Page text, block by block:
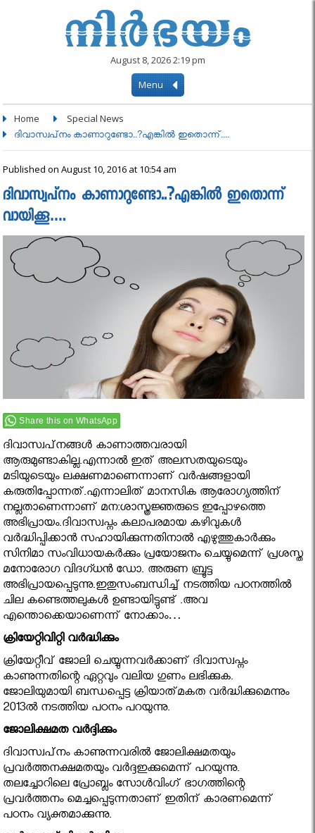
August 8, 2026 2:19 pm
Menu
Home Special News
ദിവാസ്വപ്‌നം കാണാറുണ്ടോ..?എങ്കിൽ ഇതൊന്ന്....
Published on August 10, 2016 at 10:54 am
ദിവാസ്വപ്‌നം കാണാറുണ്ടോ..?എങ്കിൽ ഇതൊന്ന്
വായിക്കൂ….
Share this on WhatsApp
ദിവാസ്വപ്‌നങ്ങള്‍ കാണാത്തവരായി
ആരുമുണ്ടാകില്ല.എന്നാൽ ഇത്‌ അലസതയുടെയും
മടിയുടെയും ലക്ഷണമാണെന്നാണ് വര്‍ഷങ്ങളായി
കരുതിപ്പോന്നത്.എന്നാലിത് മാനസിക ആരോഗ്യത്തിന്
നല്ലതാണെന്നാണ് മന:ശാസ്ത്രജ്ഞരുടെ ഇപ്പോഴത്തെ
അഭിപ്രായം.ദിവാസ്വപ്നം കലാപരമായ കഴിവുകള്‍
വര്‍ദ്ധിപ്പിക്കാന്‍ സഹായിക്കുന്നതിനാല്‍ എഴുത്തുകാര്‍ക്കും
സിനിമാ സംവിധായകര്‍ക്കും പ്രയോജനം ചെയ്യുമെന്ന് പ്രശസ്ത
മനോരോഗ വിദഗ്ധന്‍ ഡോ. അരുണ ബ്രൂട്ട
അഭിപ്രായപ്പെടുന്നു.ഇതുസംബന്ധിച്ച് നടത്തിയ പഠനത്തിൽ
ചില കണ്ടെത്തലുകൾ ഉണ്ടായിട്ടുണ്ട് .അവ
എന്തൊക്കെയാണെന്ന് നോക്കാം…
ക്രിയേറ്റിവിറ്റി വര്‍ദ്ധിക്കും
ക്രിയേറ്റീവ് ജോലി ചെയ്യുന്നവര്‍ക്കാണ് ദിവാസ്വപ്നം
കാണുന്നതിന്റെ ഏറ്റവും വലിയ ഗുണം ലഭിക്കുക.
ജോലിയുമായി ബന്ധപ്പെട്ട ക്രിയാത്‌മകത വര്‍ദ്ധിക്കുമെന്നും
2013ല്‍ നടത്തിയ പഠനം പറയുന്നു.
ജോലിക്ഷമത വര്‍ദ്ദിക്കും
ദിവാസ്വപ്‌നം കാണുന്നവരില്‍ ജോലിക്ഷമതയും
പ്രവര്‍ത്തനക്ഷമതയും വര്‍ദ്ദഇക്കുമെന്ന് പറയുന്നു.
തലച്ചോറിലെ പ്രോബ്ലം സോള്‍വിംഗ് ഭാഗത്തിന്റെ
പ്രവര്‍ത്തനം മെച്ചപ്പെടുന്നതാണ് ഇതിന് കാരണമെന്ന്
പഠനം വ്യക്തമാക്കുന്നു.